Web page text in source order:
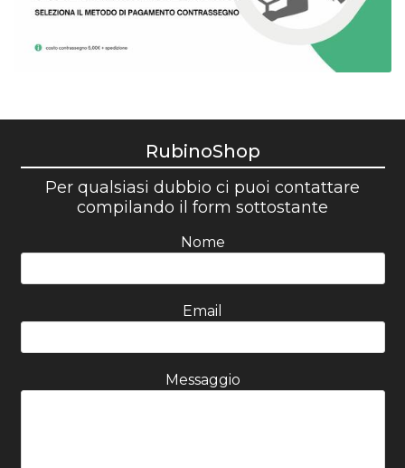
RubinoShop
Per qualsiasi dubbio ci puoi contattare
compilando il form sottostante
Nome
Email
Messaggio